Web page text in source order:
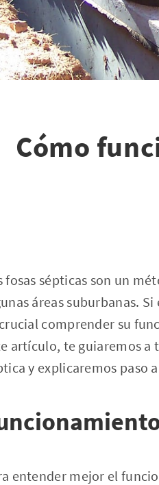
Cómo
fosas sépticas son un
áreas suburbanas.
comprender su
artículo, te guiaremos a
y explicaremos paso
entender mejor el